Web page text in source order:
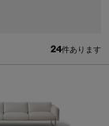
24件あります